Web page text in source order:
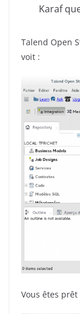
Karaf
Talend Open
voit :
Vous êtes prêt